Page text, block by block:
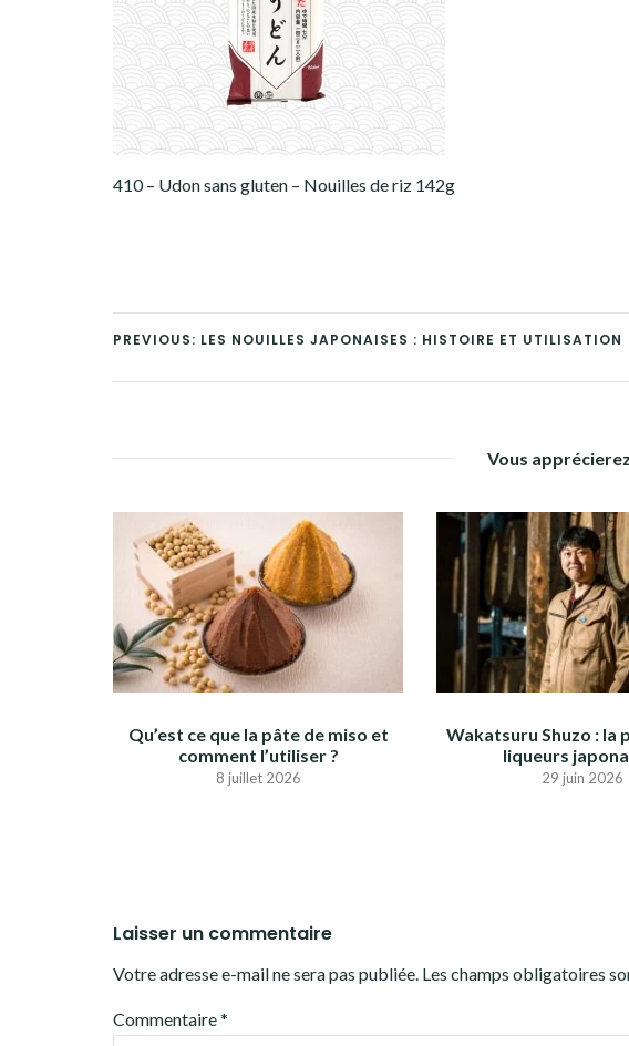
410 – Udon sans gluten – Nouilles de riz 142g
PREVIOUS: LES NOUILLES JAPONAISES : HISTOIRE ET UTILISATION
Vous
Qu’est ce que la pâte de miso et
comment l’utiliser ?
8 juillet 2026
Wakatsuru Shuzo : la
liqueurs
29 juin 2026
Laisser un commentaire
Votre adresse e-mail ne sera pas publiée. Les champs obligatoires
Commentaire*